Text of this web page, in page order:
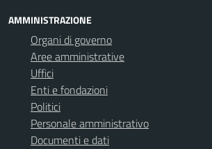
AMMINISTRAZIONE
Organi di governo
Aree amministrative
Uffici
Enti e fondazioni
Politici
Personale amministrativo
Documenti e dati